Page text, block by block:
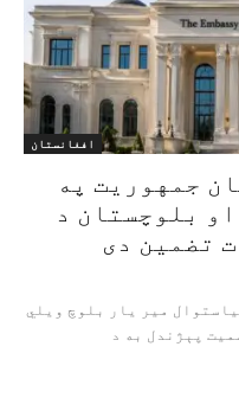
افغانستان
جمهوریت په
بلوچستان د
تضمین دی
فعال او سیاستوال میر یار بلوچ ویلي
پېژندل به د